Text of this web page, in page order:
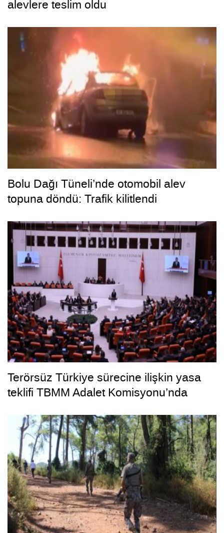
alevlere teslim oldu
Bolu Dağı Tüneli’nde otomobil alev
topuna döndü: Trafik kilitlendi
Terörsüz Türkiye sürecine ilişkin yasa
teklifi TBMM Adalet Komisyonu’nda